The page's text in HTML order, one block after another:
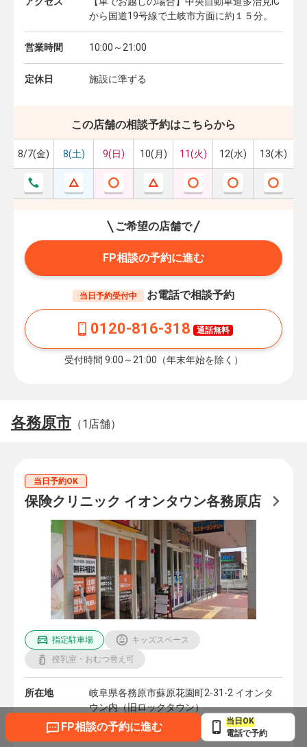
から国道19号線で土岐市方面に約１５分。
営業時間 10:00～21:00
定休日 施設に準ずる
この店舗の相談予約はこちらから
8/7(金) 8(土) 9(日) 10(月) 11(火) 12(水) 13(木)
ご希望の店舗で
FP相談の予約に進む
当日予約受付中 お電話で相談予約
0120-816-318 通話無料
受付時間 9:00～21:00（年末年始を除く）
各務原市 （1店舗）
当日予約OK
保険クリニック イオンタウン各務原店
指定駐車場
キッズスペース
授乳室・おむつ替え可
所在地
岐阜県各務原市蘇原花園町2-31-2 イオンタ
ウン内（旧ロックタウン）
地図を見る
FP相談の予約に進む
当日OK
電話で予約